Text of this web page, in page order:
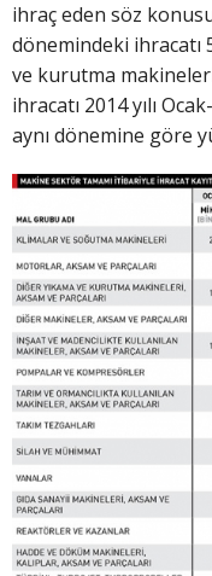
ihraç eden söz
dönemindeki ihracatı
ve kurutma
ihracatı 2014 yılı
aynı dönemine göre